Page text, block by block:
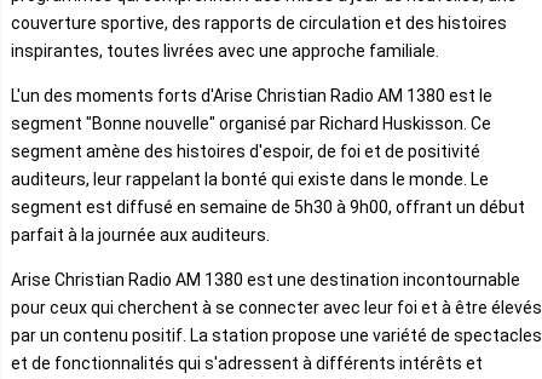
couverture sportive, des rapports de circulation et des histoires
inspirantes, toutes livrées avec une approche familiale.
L'un des moments forts d'Arise Christian Radio AM 1380 est le
segment "Bonne nouvelle" organisé par Richard Huskisson. Ce
segment amène des histoires d'espoir, de foi et de positivité
auditeurs, leur rappelant la bonté qui existe dans le monde. Le
segment est diffusé en semaine de 5h30 à 9h00, offrant un début
parfait à la journée aux auditeurs.
Arise Christian Radio AM 1380 est une destination incontournable
pour ceux qui cherchent à se connecter avec leur foi et à être élevés
par un contenu positif. La station propose une variété de spectacles
et de fonctionnalités qui s'adressent à différents intérêts et